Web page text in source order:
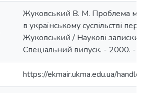
Жуковський В. М. Проблема
в українському суспільстві
Жуковський / Наукові
Спеціальний випуск. - 2000. -
https://ekmair.ukma.edu.ua/